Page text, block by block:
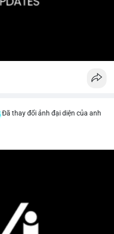
Đã thay đổi ảnh đại diện của anh